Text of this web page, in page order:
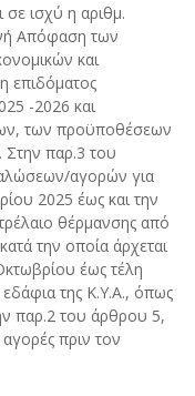
σε ισχύ η αριθμ.
Απόφαση των
και
επιδόματος
-2026 και
των προϋποθέσεων
Στην παρ.3 του
αγορών για
2025 έως και την
θέρμανσης από
την οποία άρχεται
έως τέλη
της Κ.Υ.Α., όπως
παρ.2 του άρθρου 5,
πριν τον